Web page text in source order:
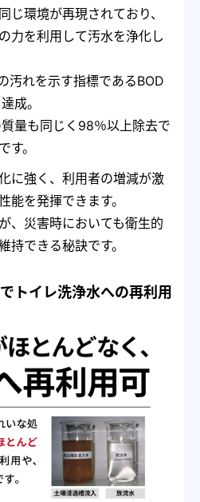
じ環境が再現されており、
力を利用して汚水を浄化し
汚れを示す指標であるBOD
成。
量も同じく98％以上除去で
す。
に強く、利用者の増減が激
能を発揮できます。
、災害時においても衛生的
持できる秘訣です。
トイレ洗浄水への再利用